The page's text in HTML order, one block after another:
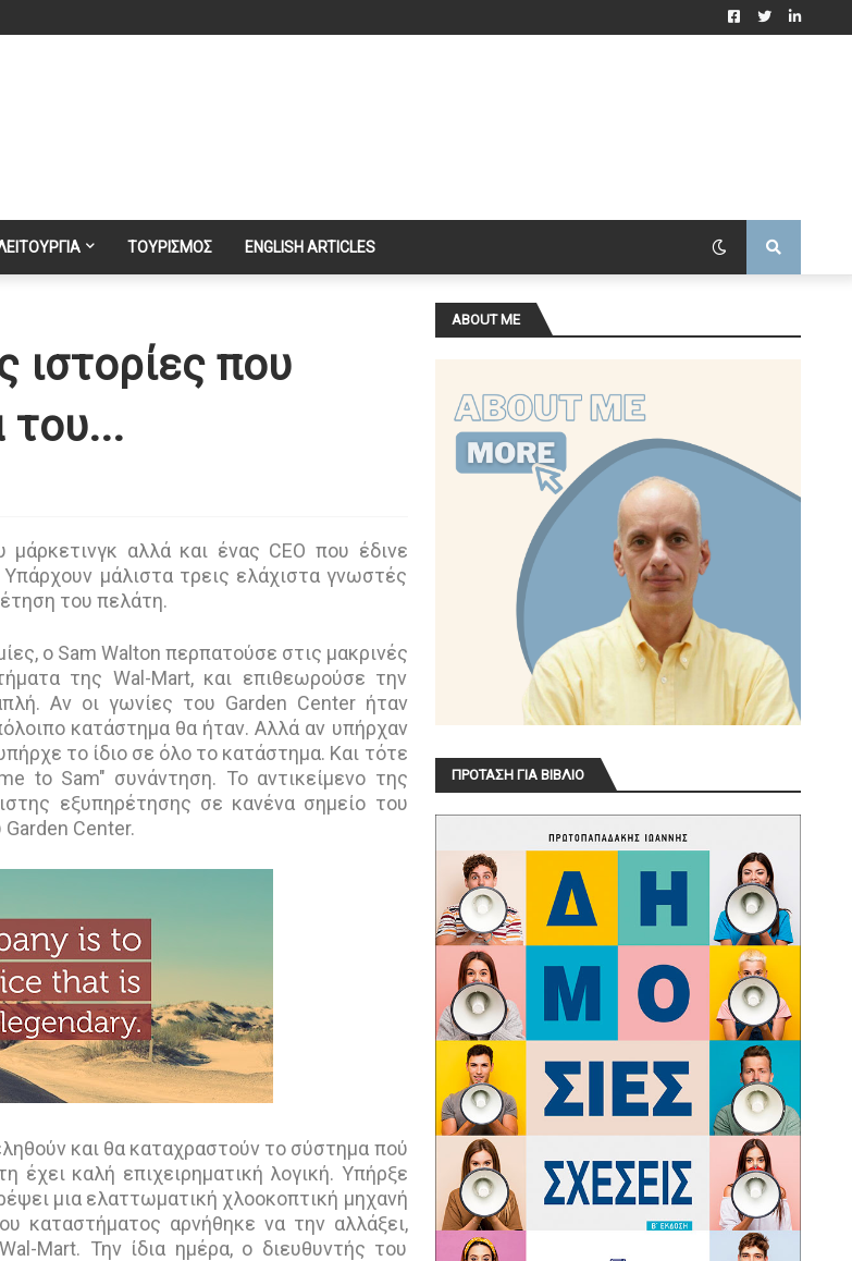
ΤΟΥΡΙΣΜΟΣ ENGLISH ARTICLES
ιστορίες που
του...
μάρκετινγκ αλλά και ένας CEO που έδινε
μάλιστα τρεις ελάχιστα γνωστές
του πελάτη.
ο Sam Walton περπατούσε στις μακρινές
της Wal-Mart, και επιθεωρούσε την
Αν οι γωνίες του Garden Center ήταν
κατάστημα θα ήταν. Αλλά αν υπήρχαν
το ίδιο σε όλο το κατάστημα. Και τότε
to Sam" συνάντηση. Το αντικείμενο της
εξυπηρέτησης σε κανένα σημείο του
Center.
και θα καταχραστούν το σύστημα πού
έχει καλή επιχειρηματική λογική. Υπήρξε
μια ελαττωματική χλοοκοπτική μηχανή
καταστήματος αρνήθηκε να την αλλάξει,
Mart. Την ίδια ημέρα, ο διευθυντής του
ABOUT ME
ΠΡΟΤΑΣΗ ΓΙΑ ΒΙΒΛΙΟ